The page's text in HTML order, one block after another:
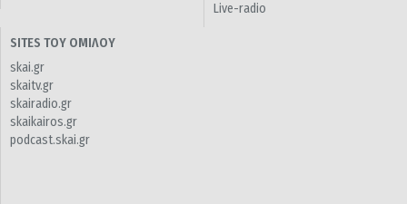
Live-radio
SITES ΤΟΥ ΟΜΙΛΟΥ
skai.gr
skaitv.gr
skairadio.gr
skaikairos.gr
podcast.skai.gr